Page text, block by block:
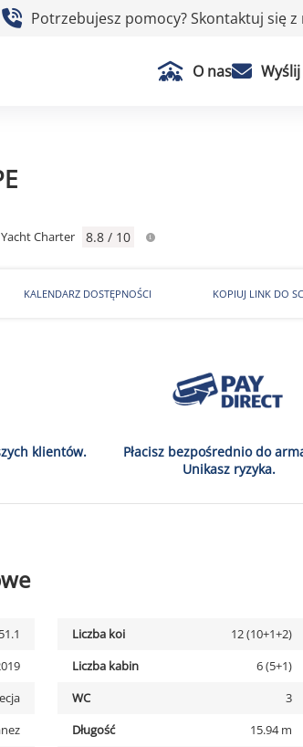
Potrzebujesz pomocy? Skontaktuj się z
O nas
Charter 8.8 / 10
KALENDARZ DOSTĘPNOŚCI KOPIUJ LINK DO
klientów.
Płacisz bezpośrednio do
Unikasz ryzyka.
Liczba koi
12 (10+1+2)
Liczba kabin
6 (5+1)
WC
3
Długość
15.94 m